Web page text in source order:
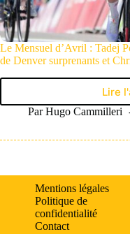
Le Mensuel d’Avril : Tadej
de Denver surprenants et
Lire
Par Hugo Cammilleri
Mentions légales
Politique de
confidentialité
Contact